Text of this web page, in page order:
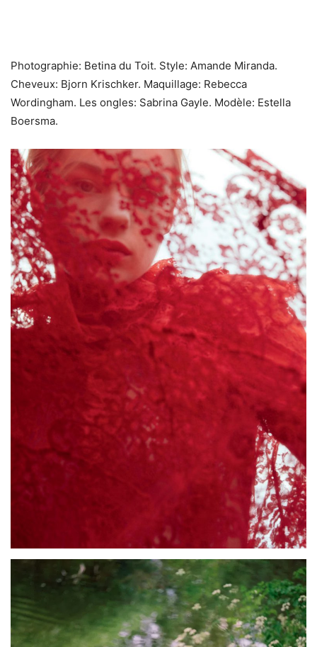
Photographie: Betina du Toit. Style: Amande Miranda.
Cheveux: Bjorn Krischker. Maquillage: Rebecca
Wordingham. Les ongles: Sabrina Gayle. Modèle: Estella
Boersma.